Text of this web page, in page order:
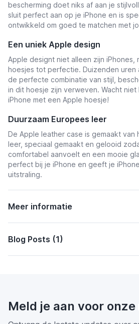
bescherming doet niks af aan je
sluit perfect aan op je iPhone en is
ontwikkeld om goed te matchen met
Een uniek Apple design
Apple designt niet alleen zijn iPhones,
hoesjes tot perfectie. Duizenden
de perfecte combinatie van stijl,
in dit hoesje zijn verweven. Wacht
iPhone met een Apple hoesje!
Duurzaam Europees leer
De Apple leather case is gemaakt van
leer, speciaal gemaakt en gelooid
comfortabel aanvoelt en een mooie
perfect bij je iPhone en geeft je
uitstraling.
Meer informatie
Blog Posts (1)
Meld je aan voor